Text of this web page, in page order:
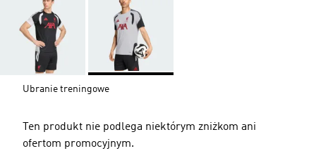
Ubranie treningowe
Ten produkt nie podlega niektórym zniżkom ani
ofertom promocyjnym.